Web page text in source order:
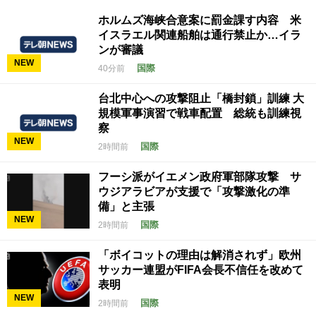
NEW
ホルムズ海峡合意案に罰金課す内容 米
イスラエル関連船舶は通行禁止か…イラ
ンが審議
40分前 国際
NEW
台北中心への攻撃阻止「橋封鎖」訓練 大
規模軍事演習で戦車配置 総統も訓練視
察
2時間前 国際
NEW
フーシ派がイエメン政府軍部隊攻撃 サ
ウジアラビアが支援で「攻撃激化の準
備」と主張
2時間前 国際
NEW
「ボイコットの理由は解消されず」欧州
サッカー連盟がFIFA会長不信任を改めて
表明
2時間前 国際